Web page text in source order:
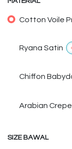
Cotton Voile
Ryana Satin
Chiffon
Arabian Crepe
SIZE BAWAL